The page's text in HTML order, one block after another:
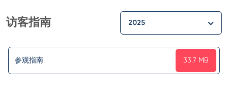
访客指南 2025
参观指南 33.7 MB